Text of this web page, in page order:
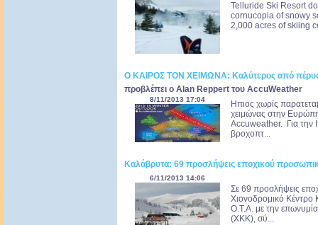
Telluride Ski Resort
cornucopia of snowy
2,000 acres of skiing
Ο ΚΑΙΡΟΣ ΤΟΝ ΧΕΙΜΩΝΑ: Καλύτερος από
προβλέπει ο Alan Reppert του AccuWeather
8/11/2013 17:04
Ηπιος χωρίς
χειμώνας στην
Accuweather. Για την
βροχοπτ...
Καλάβρυτα: 69 προσλήψεις εποχικού
6/11/2013 14:06
Σε 69 προσλήψεις
Χιονοδρομικό Κέντρο
Ο.Τ.Α. με την
(ΧΚΚ), σύ...